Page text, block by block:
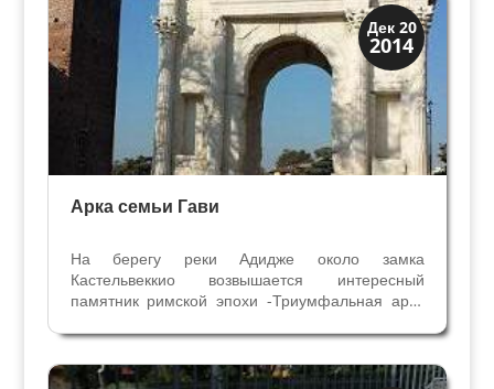
Дек 20
2014
Верона
Посмотрите в Вероне
Арка семьи Гави
На берегу реки Адидже около замка
Кастельвеккио возвышается интересный
памятник римской эпохи -Триумфальная арка
на древней дороге Постумия арка находилась
около Часовой башни замка Кастельвеккио.
Сейчас о её старом...